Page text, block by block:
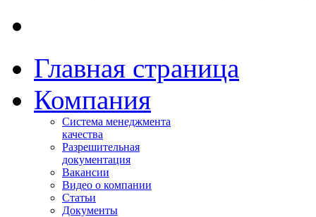
Главная страница
Компания
Система менеджмента
качества
Разрешительная
документация
Вакансии
Видео о компании
Статьи
Документы